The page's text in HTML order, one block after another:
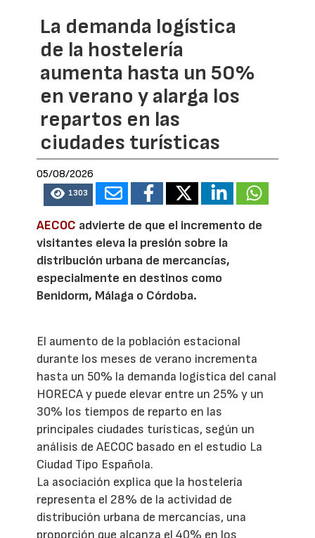
La demanda logística
de la hostelería
aumenta hasta un 50%
en verano y alarga los
repartos en las
ciudades turísticas
05/08/2026
1303
AECOC advierte de que el incremento de
visitantes eleva la presión sobre la
distribución urbana de mercancías,
especialmente en destinos como
Benidorm, Málaga o Córdoba.
El aumento de la población estacional
durante los meses de verano incrementa
hasta un 50% la demanda logística del canal
HORECA y puede elevar entre un 25% y un
30% los tiempos de reparto en las
principales ciudades turísticas, según un
análisis de AECOC basado en el estudio La
Ciudad Tipo Española.
La asociación explica que la hostelería
representa el 28% de la actividad de
distribución urbana de mercancías, una
proporción que alcanza el 40% en los